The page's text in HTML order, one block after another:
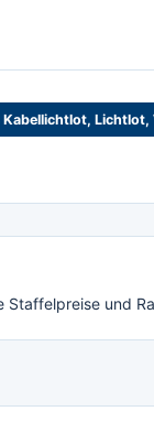
Lichtlot,
und